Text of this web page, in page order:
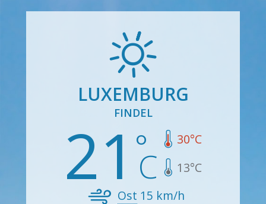
LUXEMBURG
FINDEL
21 30°C
13°C
Ost 15 km/h